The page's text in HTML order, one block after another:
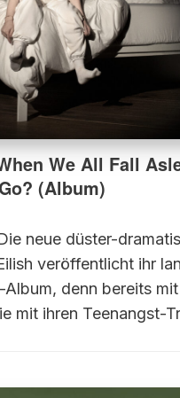
We All Fall
(Album)
neue düster-
veröffentlicht ihr
denn bereits mit
mit ihren Teenangst-